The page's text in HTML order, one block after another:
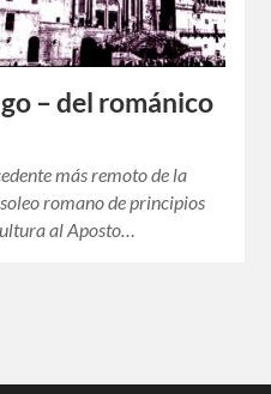
– del románico
más remoto de la
romano de principios
al Aposto…